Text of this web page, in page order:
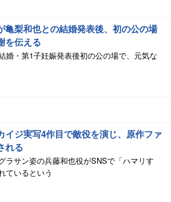
亀梨和也との結婚発表後、初の公の場
を伝える
婚・第1子妊娠発表後初の公の場で、元気な
イジ実写4作目で敵役を演じ、原作ファ
れる
ラサン姿の兵藤和也役がSNSで「ハマリす
ているという